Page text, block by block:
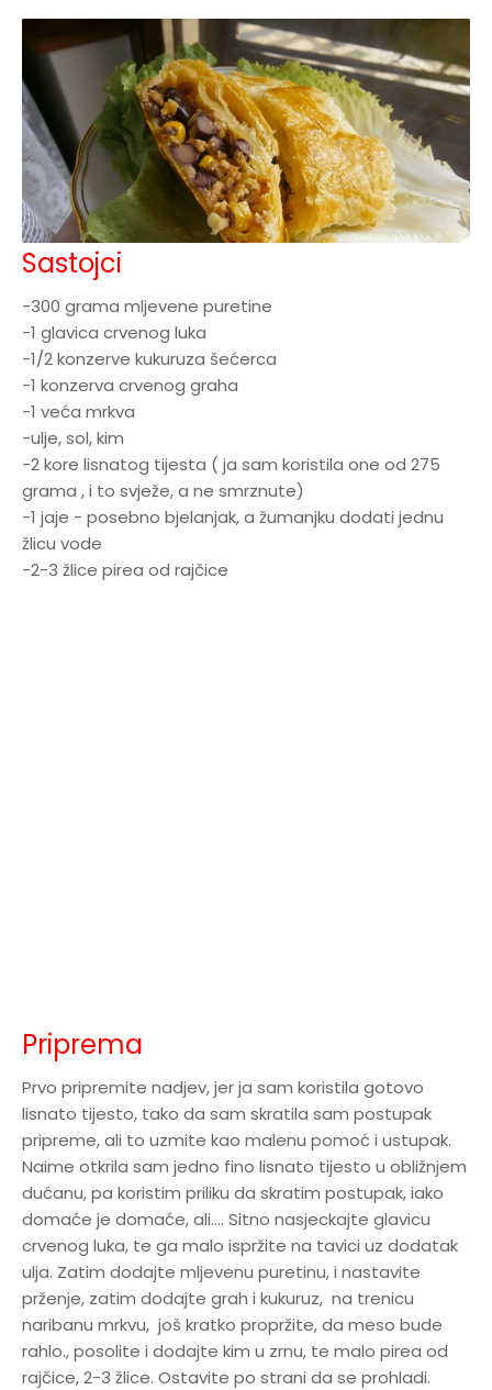
Sastojci
-300 grama mljevene puretine
-1 glavica crvenog luka
-1/2 konzerve kukuruza šećerca
-1 konzerva crvenog graha
-1 veća mrkva
-ulje, sol, kim
-2 kore lisnatog tijesta ( ja sam koristila one od 275
grama , i to svježe, a ne smrznute)
-1 jaje - posebno bjelanjak, a žumanjku dodati jednu
žlicu vode
-2-3 žlice pirea od rajčice
Priprema
Prvo pripremite nadjev, jer ja sam koristila gotovo
lisnato tijesto, tako da sam skratila sam postupak
pripreme, ali to uzmite kao malenu pomoć i ustupak.
Naime otkrila sam jedno fino lisnato tijesto u obližnjem
dućanu, pa koristim priliku da skratim postupak, iako
domaće je domaće, ali.... Sitno nasjeckajte glavicu
crvenog luka, te ga malo ispržite na tavici uz dodatak
ulja. Zatim dodajte mljevenu puretinu, i nastavite
prženje, zatim dodajte grah i kukuruz, na trenicu
naribanu mrkvu, još kratko propržite, da meso bude
rahlo., posolite i dodajte kim u zrnu, te malo pirea od
rajčice, 2-3 žlice. Ostavite po strani da se prohladi.